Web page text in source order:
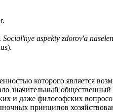
Social'nye aspekty zdorov'a
которого является
значительный
и даже философских
принципов